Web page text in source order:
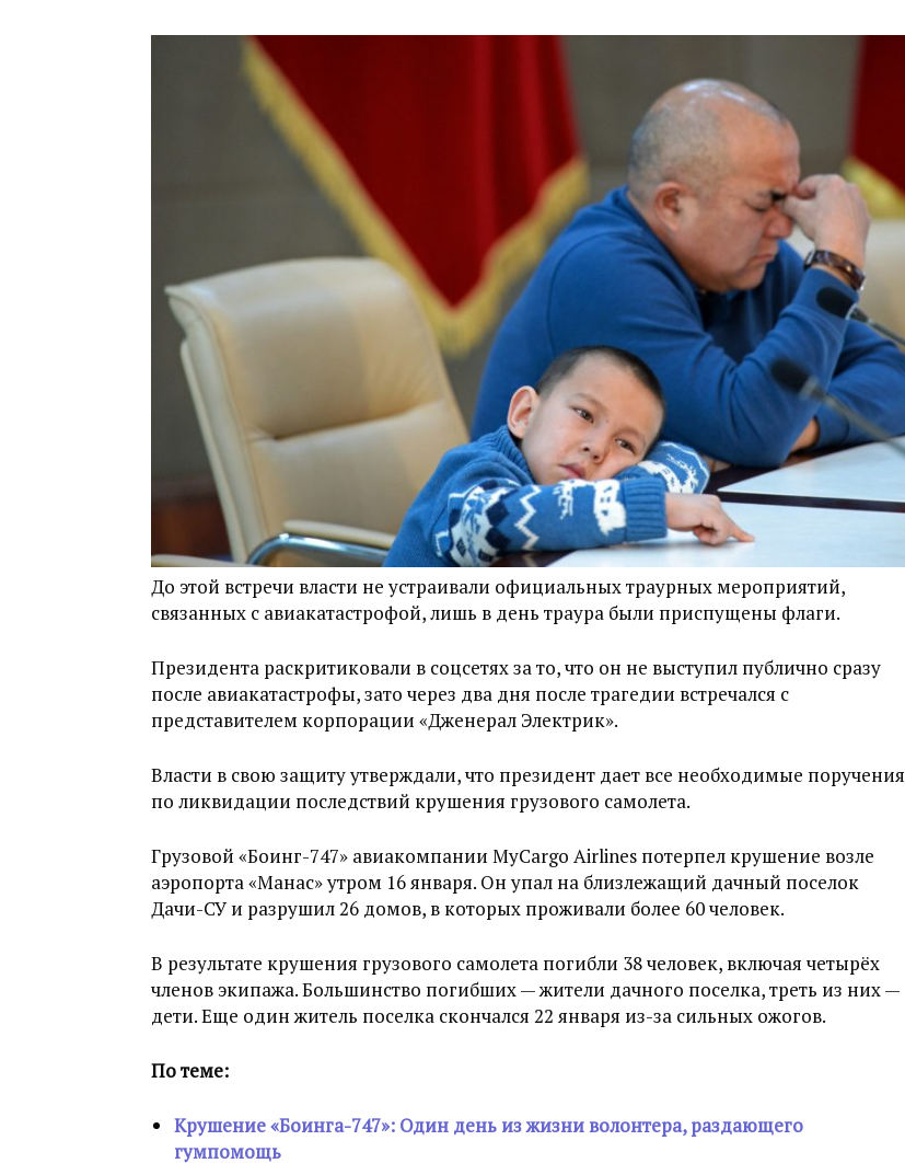
До этой встречи власти не устраивали официальных траурных мероприятий,
связанных с авиакатастрофой, лишь в день траура были приспущены флаги.
Президента раскритиковали в соцсетях за то, что он не выступил публично сразу
после авиакатастрофы, зато через два дня после трагедии встречался с
представителем корпорации «Дженерал Электрик».
Власти в свою защиту утверждали, что президент дает все необходимые поручения
по ликвидации последствий крушения грузового самолета.
Грузовой «Боинг-747» авиакомпании MyCargo Airlines потерпел крушение возле
аэропорта «Манас» утром 16 января. Он упал на близлежащий дачный поселок
Дачи-СУ и разрушил 26 домов, в которых проживали более 60 человек.
В результате крушения грузового самолета погибли 38 человек, включая четырёх
членов экипажа. Большинство погибших — жители дачного поселка, треть из них —
дети. Еще один житель поселка скончался 22 января из-за сильных ожогов.
По теме:
Крушение «Боинга-747»: Один день из жизни волонтера, раздающего
гумпомощь